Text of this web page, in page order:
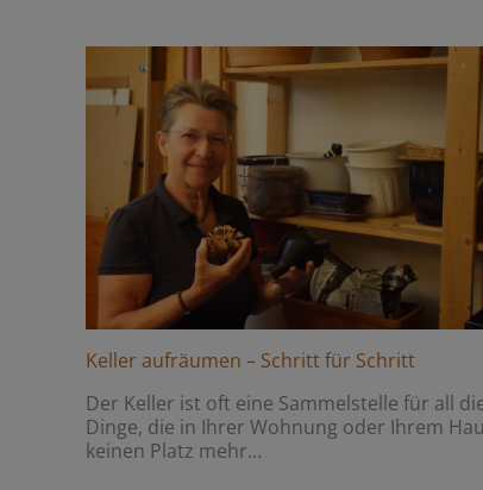
Keller aufräumen – Schritt für Schritt
Der Keller ist oft eine Sammelstelle für all
Dinge, die in Ihrer Wohnung oder Ihrem
keinen Platz mehr…